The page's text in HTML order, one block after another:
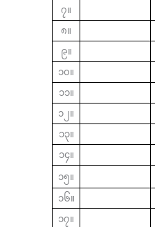
၇။
၈။
၉။
၁၀။
၁၁။
၁၂။
၁၃။
၁၄။
၁၅။
၁၆။
၁၇။